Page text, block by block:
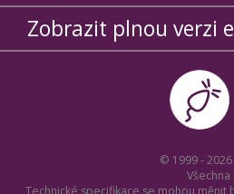
Zobrazit plnou verzi
© 1999 -
Technické specifikace se mohou